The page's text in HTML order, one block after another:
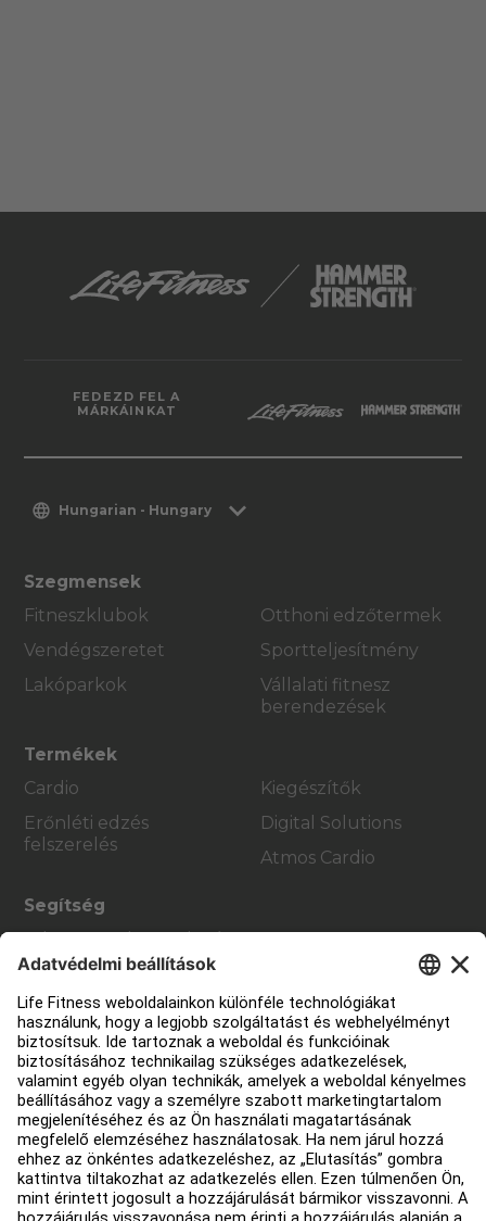
FEDEZD FEL A
MÁRKÁINKAT
Hungarian - Hungary
Szegmensek
Fitneszklubok
Vendégszeretet
Lakóparkok
Otthoni edzőtermek
Sportteljesítmény
Vállalati fitnesz
berendezések
Termékek
Cardio
Erőnléti edzés
felszerelés
Kiegészítők
Digital Solutions
Atmos Cardio
Segítség
Szolgáltatási központ
Oktatási központ
Rólunk
Forgalmazó keresése
Üzletek keresése
Jogi információk
Hozzáférhetőség